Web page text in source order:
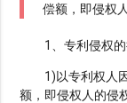
偿额，即侵权
1、专利侵权的
1)以专利权人因
额，即侵权人的侵